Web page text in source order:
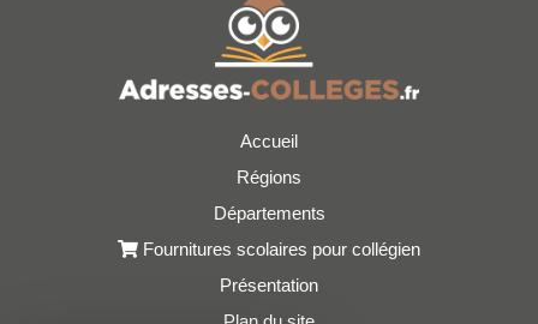
Accueil
Régions
Départements
Fournitures scolaires pour collégien
Présentation